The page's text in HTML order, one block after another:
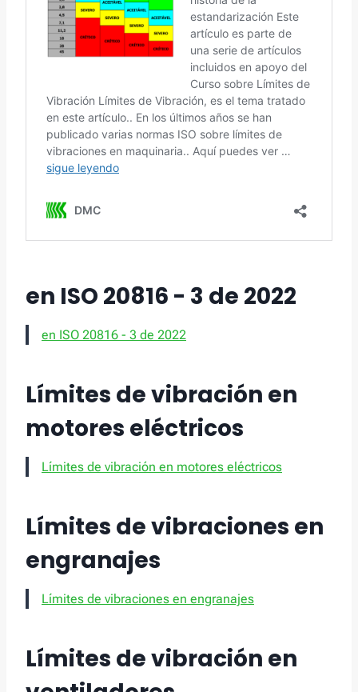
en ISO 20816 - 3 de 2022
en ISO 20816 - 3 de 2022
Límites de vibración en
motores eléctricos
Límites de vibración en motores eléctricos
Límites de vibraciones en
engranajes
Límites de vibraciones en engranajes
Límites de vibración en